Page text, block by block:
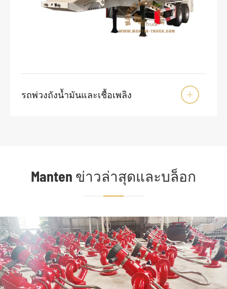
รถพ่วงถังน้ำมันและเชื้อเพลิง 
Manten ข่าวล่าสุดและบล็อก